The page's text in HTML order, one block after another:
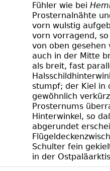
Fühler wie bei
Prosternalnähte
vorn wulstig
vorn vorragend,
von oben gesehen
auch in der Mitte
als breit, fast
stumpf; der Kiel in
gewöhnlich
Prosternums
Hinterwinkel, so
abgerundet
Schulter fein
in der